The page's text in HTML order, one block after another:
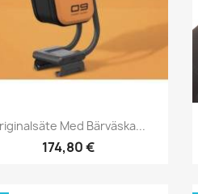
Snabbvy
Med Bärväska...
174,80 €